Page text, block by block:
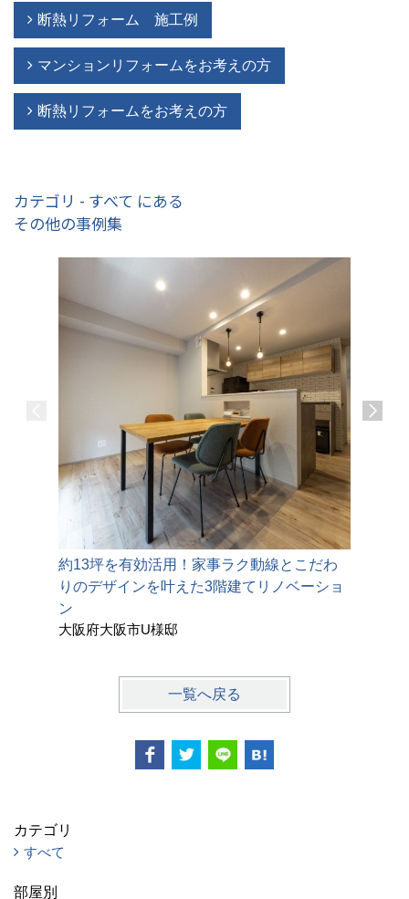
断熱リフォーム 施工例
マンションリフォームをお考えの方
断熱リフォームをお考えの方
カテゴリ - すべて にある
その他の事例集
約13坪を有効活用！家事ラク動線とこだわ
りのデザインを叶えた3階建てリノベーショ
ン
大阪府大阪市U様邸
一覧へ戻る
カテゴリ
すべて
部屋別